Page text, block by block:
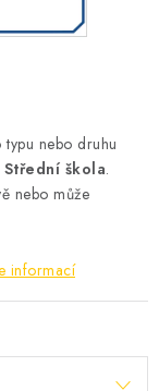
nebo druhu
Střední škola.
nebo může
informací